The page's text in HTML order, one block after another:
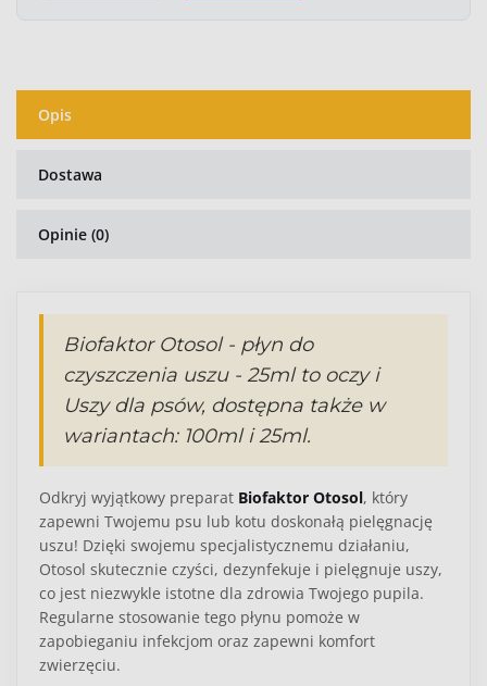
Opis
Dostawa
Opinie (0)
Biofaktor Otosol - płyn do
czyszczenia uszu - 25ml to oczy i
Uszy dla psów, dostępna także w
wariantach: 100ml i 25ml.
Odkryj wyjątkowy preparat Biofaktor Otosol, który
zapewni Twojemu psu lub kotu doskonałą pielęgnację
uszu! Dzięki swojemu specjalistycznemu działaniu,
Otosol skutecznie czyści, dezynfekuje i pielęgnuje uszy,
co jest niezwykle istotne dla zdrowia Twojego pupila.
Regularne stosowanie tego płynu pomoże w
zapobieganiu infekcjom oraz zapewni komfort
zwierzęciu.